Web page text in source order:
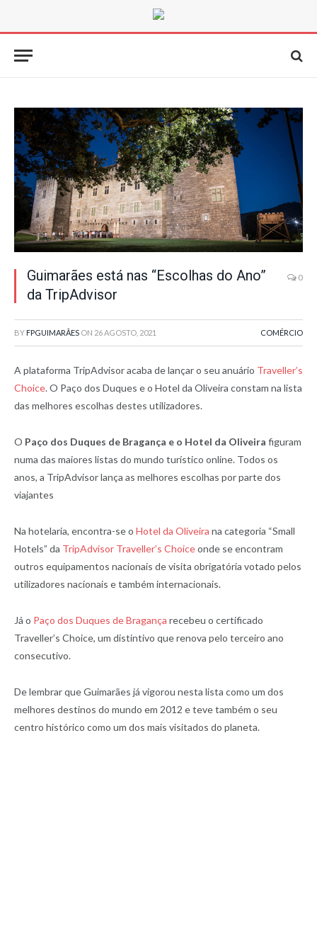
Guimarães está nas “Escolhas do Ano”
da TripAdvisor
0
BY FPGUIMARÃES ON 26 AGOSTO, 2021 COMÉRCIO
A plataforma TripAdvisor acaba de lançar o seu anuário Traveller’s
Choice. O Paço dos Duques e o Hotel da Oliveira constam na lista
das melhores escolhas destes utilizadores.
O Paço dos Duques de Bragança e o Hotel da Oliveira figuram
numa das maiores listas do mundo turístico online. Todos os
anos, a TripAdvisor lança as melhores escolhas por parte dos
viajantes
Na hotelaria, encontra-se o Hotel da Oliveira na categoria “Small
Hotels” da TripAdvisor Traveller’s Choiceonde se encontram
outros equipamentos nacionais de visita obrigatória votado pelos
utilizadores nacionais e também internacionais.
Já o Paço dos Duques de Bragança recebeu o certificado
Traveller’s Choice, um distintivo que renova pelo terceiro ano
consecutivo.
De lembrar que Guimarães já vigorou nesta lista como um dos
melhores destinos do mundo em 2012 e teve também o seu
centro histórico como um dos mais visitados do planeta.